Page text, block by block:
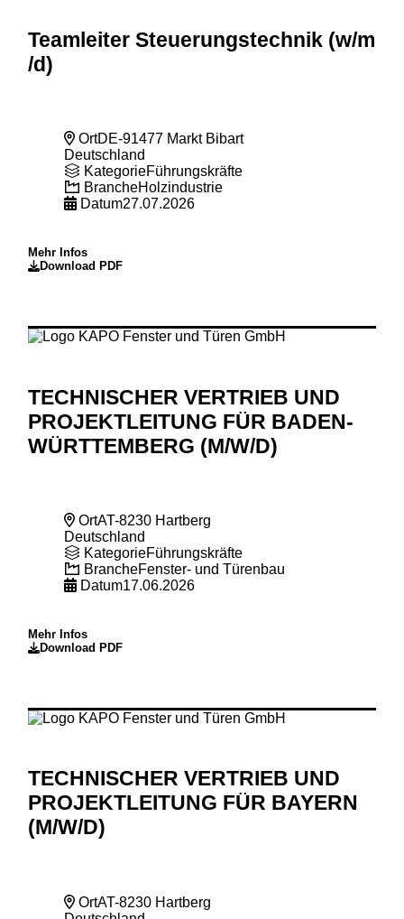
Teamleiter Steuerungstechnik (w/m
/d)
OrtDE-91477 Markt Bibart
Deutschland
KategorieFührungskräfte
BrancheHolzindustrie
Datum27.07.2026
Mehr Infos
Download PDF
TECHNISCHER VERTRIEB UND
PROJEKTLEITUNG FÜR BADEN-
WÜRTTEMBERG (M/W/D)
OrtAT-8230 Hartberg
Deutschland
KategorieFührungskräfte
BrancheFenster- und Türenbau
Datum17.06.2026
Mehr Infos
Download PDF
TECHNISCHER VERTRIEB UND
PROJEKTLEITUNG FÜR BAYERN
(M/W/D)
OrtAT-8230 Hartberg